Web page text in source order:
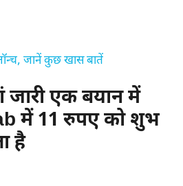
जानें कुछ खास बातें
जारी एक बयान में
में 11 रुपए को शुभ
है